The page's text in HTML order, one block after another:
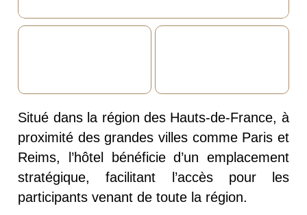
Situé dans la région des Hauts-de-France, à
proximité des grandes villes comme Paris et
Reims, l’hôtel bénéficie d’un emplacement
stratégique, facilitant l’accès pour les
participants venant de toute la région.